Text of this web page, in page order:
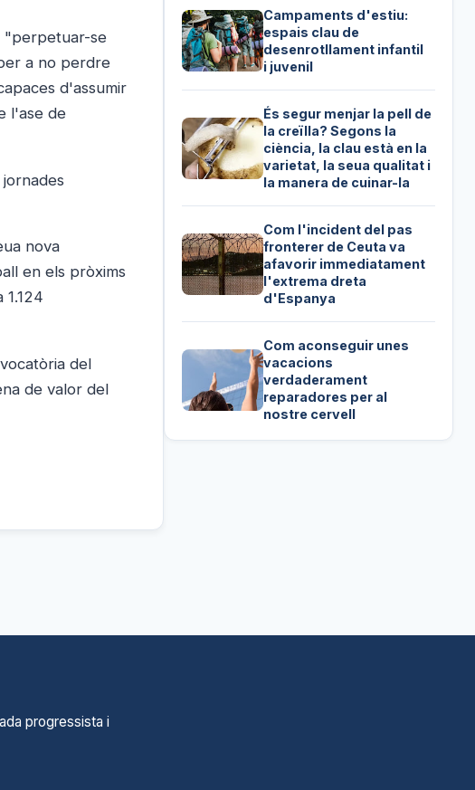
"perpetuar-se
a no perdre
d'assumir
l'ase de
nova
en els pròxims
del
de valor del
Campaments d'estiu:
espais clau de
desenrotllament infantil
i juvenil
És segur menjar la pell de
la creïlla? Segons la
ciència, la clau està en la
varietat, la seua qualitat i
la manera de cuinar-la
Com l'incident del pas
fronterer de Ceuta va
afavorir immediatament
l'extrema dreta
d'Espanya
Com aconseguir unes
vacacions
verdaderament
reparadores per al
nostre cervell
progressista i